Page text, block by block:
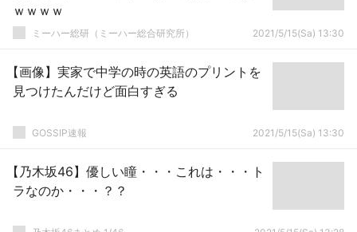
ｗｗｗｗ
ミーハー総研（ミーハー総合研究所） 2021/5/15(Sa) 13:30
【画像】実家で中学の時の英語のプリントを
見つけたんだけど面白すぎる
GOSSIP速報 2021/5/15(Sa) 13:30
【乃木坂46】優しい瞳・・・これは・・・ト
ラなのか・・・？？